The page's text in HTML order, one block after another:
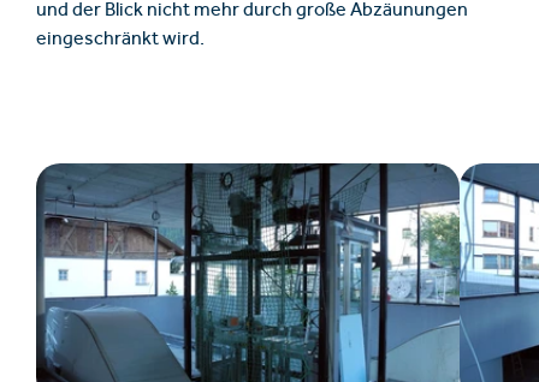
und der Blick nicht mehr durch große Abzäunungen
eingeschränkt wird.